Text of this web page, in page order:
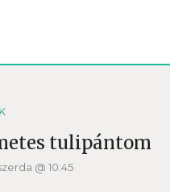
tulipántom
@ 10:45